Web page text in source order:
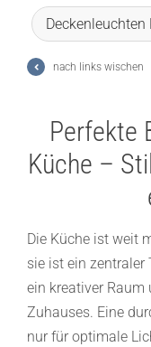
Deckenleuchten
nach links wischen
Perfekte
Küche –
Die Küche ist weit
sie ist ein zentraler
ein kreativer Raum
Zuhauses. Eine
nur für optimale